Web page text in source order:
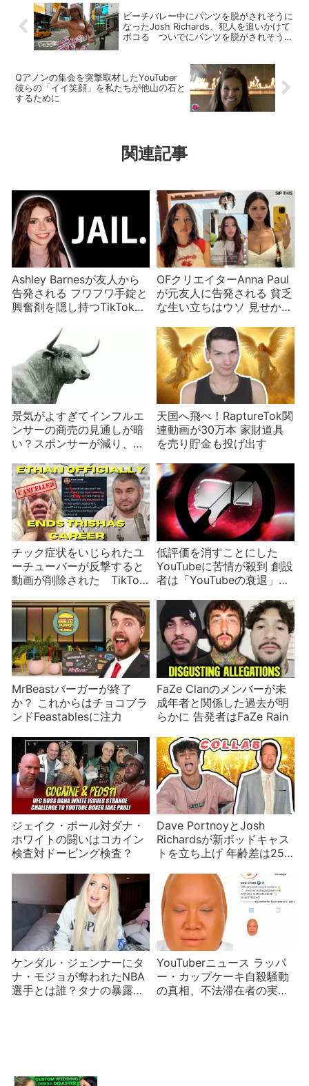
ビーチバレー中にパンツを脱がされそうに
なったJosh Richards、犯人を追いかけて
ボコる ついでにパンツを脱がされそうに
Qアノンの集会を突撃取材したYouTuber
彼らの「イイ笑顔」を私たちが他山の石と
するために
関連記事
Ashley Barnesが友人から
告発される フワフワ手錠と
興奮剤を隠し持つTikTokイ
OFクリエイターAnna Paul
が元友人に告発される 貧乏
な生い立ちはウソ 見せかけ
景気がよすぎてインフルエ
ンサーの商売の見通しが暗
い？スポンサーが減り、大
天国へ飛べ！RaptureTok関
連動画が30万本 家財道具
を売り貯金も投げ出す
チック症状をいじられたユ
ーチューバーが反撃すると
動画が削除された TikTok
低評価を消すことにした
YouTubeに苦情が殺到 創設
者は「YouTubeの衰退」を
MrBeastバーガーが終了
か？ これからはチョコブラ
ンドFeastablesに注力
FaZe Clanのメンバーが未
成年者と関係した過去が明
らかに 告発者はFaZe Rain
ジェイク・ポール対ダナ・
ホワイトの闘いはコカイン
検査対ドーピング検査？
Dave PortnoyとJosh
Richardsが新ポッドキャス
トを立ち上げ 年齢差は25
ケンダル・ジェンナーにタ
ナ・モジョが奪われたNBA
選手とは誰？タナの暴露で
YouTuberニュース ラッパ
ー・カップケーキ自殺騒動
の真相、不法滞在者の実態